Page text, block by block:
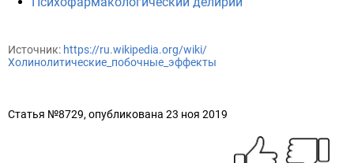
Источник: https://ru.wikipedia.org/wiki/
Холинолитические_побочные_эффекты
Статья №8729, опубликована 23 ноя 2019